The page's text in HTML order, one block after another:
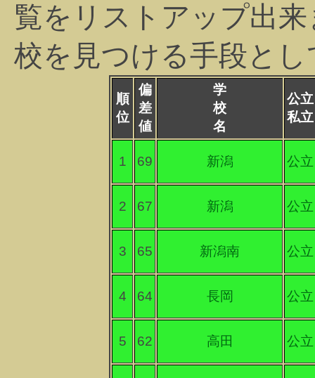
覧をリストアップ出
校を見つける手段と
順
位
偏
差
値
学
校
名
公立
私立
1 69 新潟 公立
2 67 新潟 公立
3 65 新潟南 公立
4 64 長岡 公立
5 62 高田 公立